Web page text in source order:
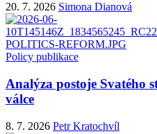
20. 7. 2026 Simona Dianová
Policy publikace
Analýza postoje Svatého
válce
8. 7. 2026 Petr Kratochvíl